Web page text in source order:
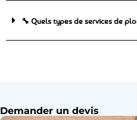
🔧 Quels types de services de
Demander un devis